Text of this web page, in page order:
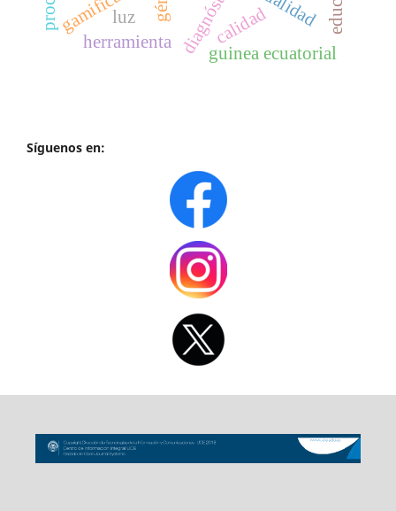
guinea ecuatorial
calidad
herramienta
luz
Síguenos en: